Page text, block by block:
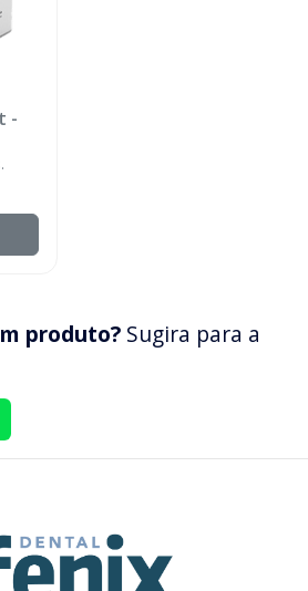
-
produto? Sugira para a